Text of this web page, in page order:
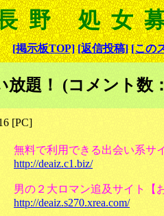
野 処女
[掲示板TOP] [返信投稿] [この
放題！ (コメント数
[PC]
無料で利用できる出会い系サ
http://deaiz.c1.biz/
男の２大ロマン追及サイト【
http://deaiz.s270.xrea.com/